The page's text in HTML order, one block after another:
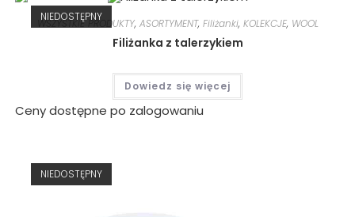
NIEDOSTĘPNY
WSZYSTKIE PRODUKTY, ASORTYMENT, Filiżanki, KOLEKCJE, WOOL
Filiżanka z talerzykiem
Dowiedz się więcej
Ceny dostępne po zalogowaniu
NIEDOSTĘPNY